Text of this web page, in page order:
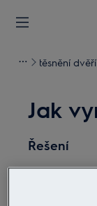
těsnění
Jak
Řešení
Před